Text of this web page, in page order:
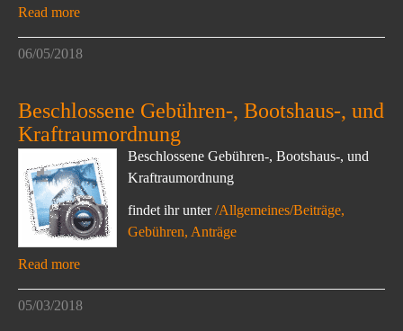
Read more
06/05/2018
Beschlossene Gebühren-, Bootshaus-, und
Kraftraumordnung
Beschlossene Gebühren-, Bootshaus-, und
Kraftraumordnung
findet ihr unter/Allgemeines/Beiträge,
Gebühren, Anträge
Read more
05/03/2018